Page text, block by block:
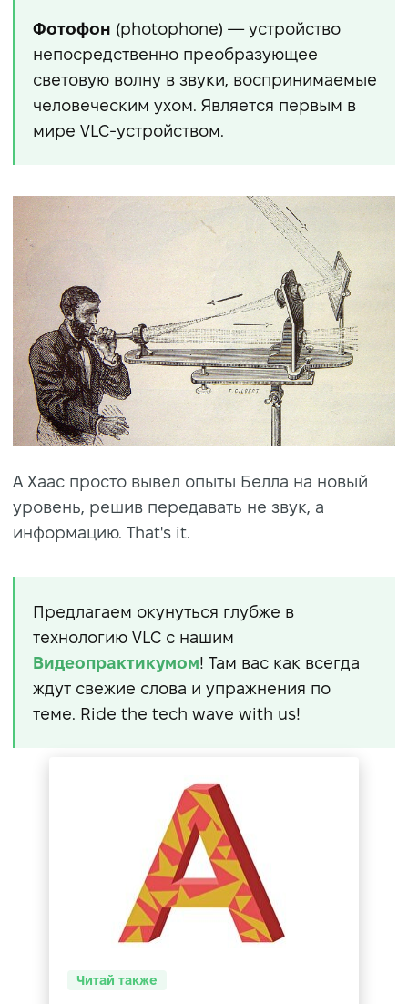
Фотофон (photophone) — устройство
непосредственно преобразующее
световую волну в звуки, воспринимаемые
человеческим ухом. Является первым в
мире VLC-устройством.
А Хаас просто вывел опыты Белла на новый
уровень, решив передавать не звук, а
информацию. That's it.
Предлагаем окунуться глубже в
технологию VLC с нашим
Видеопрактикумом! Там вас как всегда
ждут свежие слова и упражнения по
теме. Ride the tech wave with us!
Читай также